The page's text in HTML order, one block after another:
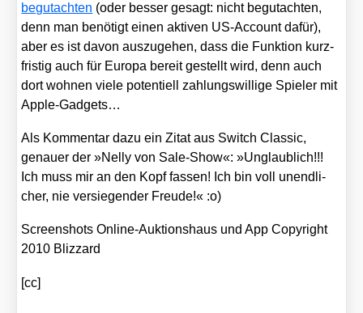
begut­ach­ten (oder bes­ser gesagt: nicht begut­ach­ten,
denn man benö­tigt einen akti­ven US-Account dafür),
aber es ist davon aus­zu­ge­hen, dass die Funk­ti­on kurz­
fris­tig auch für Euro­pa bereit gestellt wird, denn auch
dort woh­nen vie­le poten­ti­ell zah­lungs­wil­li­ge Spie­ler mit
Apple-Gad­gets…
Als Kom­men­tar dazu ein Zitat aus Switch Clas­sic,
genau­er der »Nel­ly von Sale-Show«: »Unglaub­lich!!!
Ich muss mir an den Kopf fas­sen! Ich bin voll unend­li­
cher, nie ver­sie­gen­der Freu­de!« :o)
Screen­shots Online-Auk­ti­ons­haus und App Copy­right
2010 Bliz­zard
[cc]